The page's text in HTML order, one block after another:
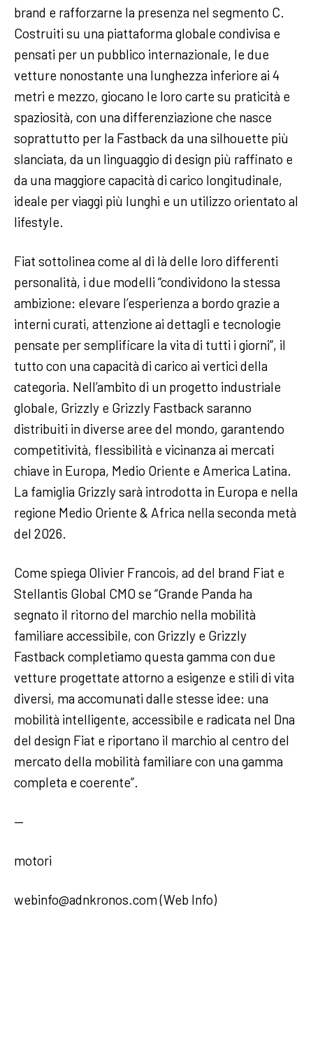
brand e rafforzarne la presenza nel segmento C.
Costruiti su una piattaforma globale condivisa e
pensati per un pubblico internazionale, le due
vetture nonostante una lunghezza inferiore ai 4
metri e mezzo, giocano le loro carte su praticità e
spaziosità, con una differenziazione che nasce
soprattutto per la Fastback da una silhouette più
slanciata, da un linguaggio di design più raffinato e
da una maggiore capacità di carico longitudinale,
ideale per viaggi più lunghi e un utilizzo orientato al
lifestyle.
Fiat sottolinea come al di là delle loro differenti
personalità, i due modelli “condividono la stessa
ambizione: elevare l’esperienza a bordo grazie a
interni curati, attenzione ai dettagli e tecnologie
pensate per semplificare la vita di tutti i giorni”, il
tutto con una capacità di carico ai vertici della
categoria. Nell’ambito di un progetto industriale
globale, Grizzly e Grizzly Fastback saranno
distribuiti in diverse aree del mondo, garantendo
competitività, flessibilità e vicinanza ai mercati
chiave in Europa, Medio Oriente e America Latina.
La famiglia Grizzly sarà introdotta in Europa e nella
regione Medio Oriente & Africa nella seconda metà
del 2026.
Come spiega Olivier Francois, ad del brand Fiat e
Stellantis Global CMO se “Grande Panda ha
segnato il ritorno del marchio nella mobilità
familiare accessibile, con Grizzly e Grizzly
Fastback completiamo questa gamma con due
vetture progettate attorno a esigenze e stili di vita
diversi, ma accomunati dalle stesse idee: una
mobilità intelligente, accessibile e radicata nel Dna
del design Fiat e riportano il marchio al centro del
mercato della mobilità familiare con una gamma
completa e coerente”.
—
motori
webinfo@adnkronos.com (Web Info)